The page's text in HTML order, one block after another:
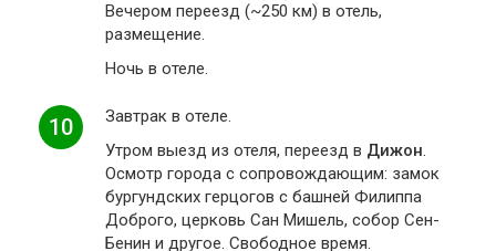
Вечером переезд (~250 км) в отель,
размещение.
Ночь в отеле.
10
Завтрак в отеле.
Утром выезд из отеля, переезд в Дижон.
Осмотр города с сопровождающим: замок
бургундских герцогов с башней Филиппа
Доброго, церковь Сан Мишель, собор Сен-
Бенин и другое. Свободное время.